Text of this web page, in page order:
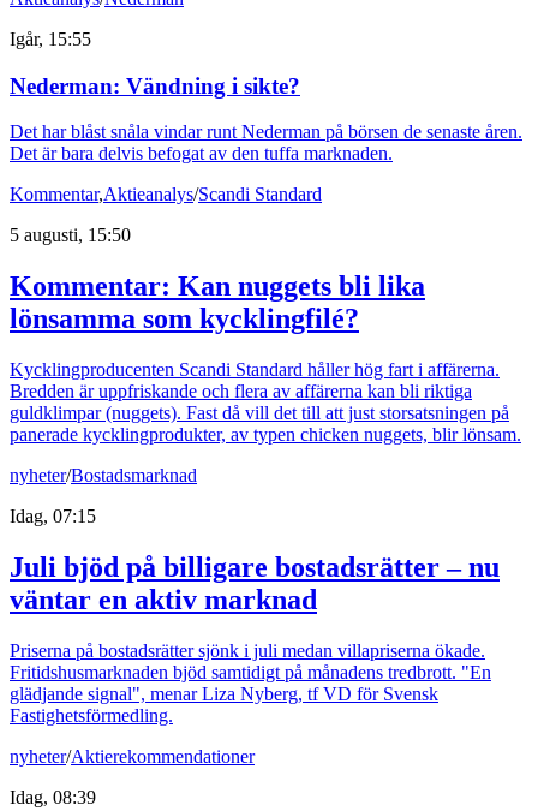
Igår, 15:55
Nederman: Vändning i sikte?
Det har blåst snåla vindar runt Nederman på börsen de senaste åren.
Det är bara delvis befogat av den tuffa marknaden.
Kommentar,Aktieanalys/Scandi Standard
5 augusti, 15:50
Kommentar: Kan nuggets bli lika
lönsamma som kycklingfilé?
Kycklingproducenten Scandi Standard håller hög fart i affärerna.
Bredden är uppfriskande och flera av affärerna kan bli riktiga
guldklimpar (nuggets). Fast då vill det till att just storsatsningen på
panerade kycklingprodukter, av typen chicken nuggets, blir lönsam.
nyheter/Bostadsmarknad
Idag, 07:15
Juli bjöd på billigare bostadsrätter – nu
väntar en aktiv marknad
Priserna på bostadsrätter sjönk i juli medan villapriserna ökade.
Fritidshusmarknaden bjöd samtidigt på månadens tredbrott. "En
glädjande signal", menar Liza Nyberg, tf VD för Svensk
Fastighetsförmedling.
nyheter/Aktierekommendationer
Idag, 08:39